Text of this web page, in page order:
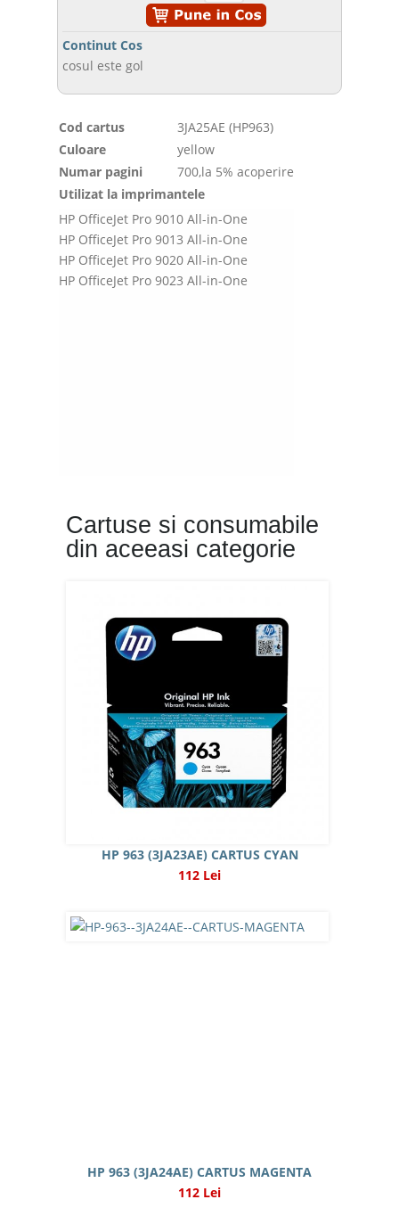
Continut Cos
cosul este gol
Cod cartus
3JA25AE (HP963)
Culoare
yellow
Numar pagini
700,la 5% acoperire
Utilizat la imprimantele
HP OfficeJet Pro 9010 All-in-One
HP OfficeJet Pro 9013 All-in-One
HP OfficeJet Pro 9020 All-in-One
HP OfficeJet Pro 9023 All-in-One
Cartuse si consumabile
din aceeasi categorie
HP 963 (3JA23AE) CARTUS CYAN
112 Lei
HP 963 (3JA24AE) CARTUS MAGENTA
112 Lei